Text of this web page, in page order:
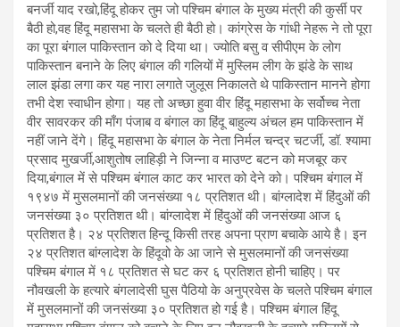
बनर्जी याद रखो,हिंदू होकर तुम जो पश्चिम बंगाल के मुख्य मंत्री की कुर्सी पर
बैठी हो,वह हिंदू महासभा के चलते ही बैठी हो। कांग्रेस के गांधी नेहरू ने तो पूरा
का पूरा बंगाल पाकिस्तान को दे दिया था। ज्योति बसु व सीपीएम के लोग
पाकिस्तान बनाने के लिए बंगाल की गलियों में मुस्लिम लीग के झंडे के साथ
लाल झंडा लगा कर यह नारा लगाते जुलूस निकालते थे पाकिस्तान मानने होगा
तभी देश स्वाधीन होगा। यह तो अच्छा हुवा वीर हिंदू महासभा के सर्वोच्च नेता
वीर सावरकर की माँग पंजाब व बंगाल का हिंदू बाहुल्य अंचल हम पाकिस्तान में
नहीं जाने देंगे। हिंदू महासभा के बंगाल के नेता निर्मल चन्द्र चटर्जी, डॉ. श्यामा
प्रसाद मुखर्जी,आशुतोष लाहिड़ी ने जिन्ना व माउण्ट बटन को मजबूर कर
दिया,बंगाल में से पश्चिम बंगाल काट कर भारत को देने को। पश्चिम बंगाल में
१९४७ में मुसलमानों की जनसंख्या १८ प्रतिशत थी। बांग्लादेश में हिंदुओं की
जनसंख्या ३० प्रतिशत थी। बांग्लादेश में हिंदुओं की जनसंख्या आज ६
प्रतिशत है। २४ प्रतिशत हिन्दू किसी तरह अपना प्राण बचाके आये है। इन
२४ प्रतिशत बांग्लादेश के हिंदूवो के आ जाने से मुसलमानों की जनसंख्या
पश्चिम बंगाल में १८ प्रतिशत से घट कर ६ प्रतिशत होनी चाहिए। पर
नौवखली के हत्यारे बंगलादेसी घुस पैठियो के अनुप्रवेस के चलते पश्चिम बंगाल
में मुसलमानों की जनसंख्या ३० प्रतिशत हो गई है। पश्चिम बंगाल हिंदू